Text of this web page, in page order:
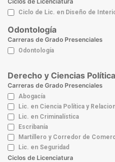
Ciclo de Lic. en Diseño de
Odontología
Carreras de Grado Presenciales
Odontología
Derecho y Ciencias
Carreras de Grado Presenciales
Abogacía
Lic. en Ciencia Política y
Lic. en Criminalística
Escribanía
Martillero y Corredor de
Lic. en Seguridad
Ciclos de Licenciatura